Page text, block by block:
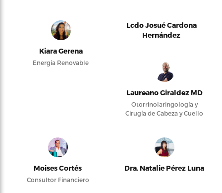
Kiara Gerena
Energía Renovable
Lcdo Josué Cardona
Hernández
Laureano Giraldez MD
Otorrinolaringología y
Cirugía de Cabeza y Cuello
Moises Cortés
Consultor Financiero
Dra. Natalie Pérez Luna